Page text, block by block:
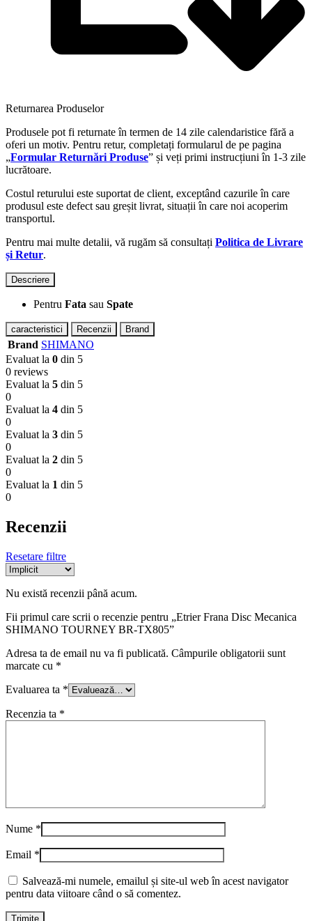
Returnarea Produselor
Produsele pot fi returnate în termen de 14 zile calendaristice fără a
oferi un motiv. Pentru retur, completați formularul de pe pagina
„Formular Returnări Produse” și veți primi instrucțiuni în 1-3 zile
lucrătoare.
Costul returului este suportat de client, exceptând cazurile în care
produsul este defect sau greșit livrat, situații în care noi acoperim
transportul.
Pentru mai multe detalii, vă rugăm să consultați Politica de Livrare
și Retur.
Descriere
Pentru Fata sau Spate
caracteristici Recenzii Brand
Brand SHIMANO
Evaluat la 0 din 5
0 reviews
Evaluat la 5 din 5
0
Evaluat la 4 din 5
0
Evaluat la 3 din 5
0
Evaluat la 2 din 5
0
Evaluat la 1 din 5
0
Recenzii
Resetare filtre
Nu există recenzii până acum.
Fii primul care scrii o recenzie pentru „Etrier Frana Disc Mecanica
SHIMANO TOURNEY BR-TX805”
Adresa ta de email nu va fi publicată. Câmpurile obligatorii sunt
marcate cu *
Evaluarea ta *
Recenzia ta *
Nume *
Email *
Salvează-mi numele, emailul și site-ul web în acest navigator
pentru data viitoare când o să comentez.